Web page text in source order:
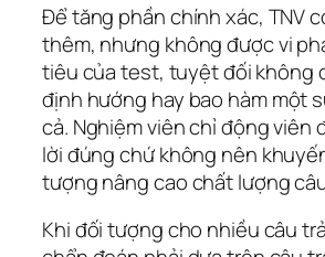
Để tăng phần chính xác, TNV
thêm, nhưng không được vi
tiêu của test, tuyệt đối không
định hướng hay bao hàm một
cả. Nghiệm viên chỉ động viên
lời đúng chứ không nên
tượng nâng cao chất lượng
Khi đối tượng cho nhiều câu